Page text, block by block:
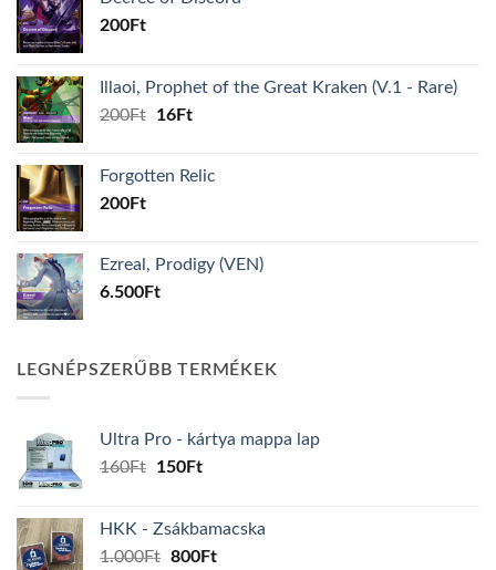
200Ft
Illaoi, Prophet of the Great Kraken (V.1 - Rare)
200Ft
Original
200Ft.
16FtCurrent
16Ft.
Forgotten Relic
200Ft
Ezreal, Prodigy (VEN)
6.500Ft
LEGNÉPSZERŰBB TERMÉKEK
Ultra Pro - kártya mappa lap
160Ft
Original
160Ft.
150FtCurrent
150Ft.
HKK - Zsákbamacska
1.000Ft Original
800FtCurrent